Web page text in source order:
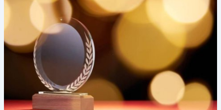
regala
originalidad
obsequios
de
metacrilato